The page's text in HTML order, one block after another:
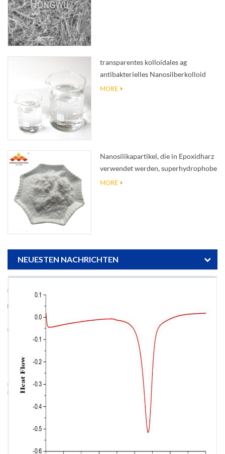
transparentes kolloidales ag
antibakterielles Nanosilberkolloid
MORE
Nanosilikapartikel, die in Epoxidharz
verwendet werden, superhydrophobe
Beschichtung aus Nanosilikapulver
MORE
NEUESTEN NACHRICHTEN